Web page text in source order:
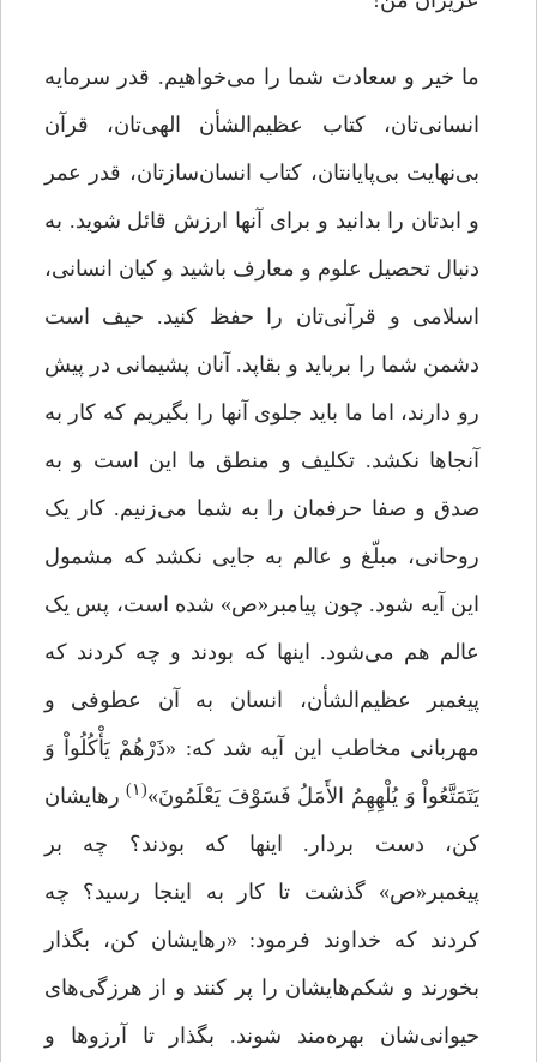
ما خیر و سعادت شما را می‌خواهیم. قدر سرمایه
انسانی‌تان، کتاب عظیم‌الشأن الهی‌تان، قرآن
بی‌نهایت بی‌پایانتان، کتاب انسان‌سازتان، قدر عمر
و ابدتان را بدانید و برای آنها ارزش قائل شوید. به
دنبال تحصیل علوم و معارف باشید و کیان انسانی،
اسلامی و قرآنی‌تان را حفظ کنید. حیف است
دشمن شما را برباید و بقاپد. آنان پشیمانی در پیش
رو دارند، اما ما باید جلوی آنها را بگیریم که کار به
آنجاها نکشد. تکلیف و منطق ما این است و به
صدق و صفا حرفمان را به شما می‌زنیم. کار یک
روحانی، مبلّغ و عالم به جایی نکشد که مشمول
این آیه شود. چون پیامبر«ص» شده است، پس یک
عالم هم می‌شود. اینها که بودند و چه کردند که
پیغمبر عظیم‌الشأن، انسان به آن عطوفی و
مهربانی مخاطب این آیه شد که: «ذَرْهُمْ یَأْکُلُواْ وَ
یَتَمَتَّعُواْ وَ یُلْهِهِمُ الأَمَلُ فَسَوْفَ یَعْلَمُونَ»(۱)
رهایشان
کن، دست بردار. اینها که بودند؟ چه بر
پیغمبر«ص» گذشت تا کار به اینجا رسید؟ چه
کردند که خداوند فرمود: «رهایشان کن، بگذار
بخورند و شکم‌هایشان را پر کنند و از هرزگی‌های
حیوانی‌شان بهره‌مند شوند. بگذار تا آرزوها و